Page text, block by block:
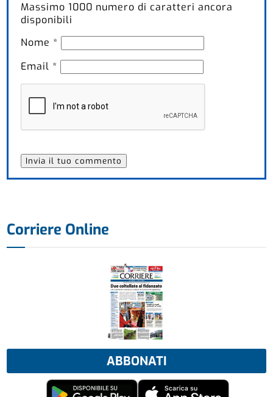
Massimo1000 numero di caratteri ancora
disponibili
Nome *
Email *
Corriere Online
ABBONATI